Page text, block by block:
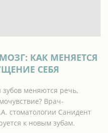
КАК МЕНЯЕТСЯ
СЕБЯ
меняются речь,
Врач-
стоматологии Санидент
к новым зубам.